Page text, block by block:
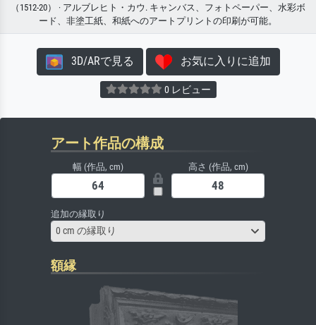
（1512-20） · アルブレヒト・カウ. キャンバス、フォトペーパー、水彩ボ
ード、非塗工紙、和紙へのアートプリントの印刷が可能。
3D/ARで見る お気に入りに追加
0 レビュー
アート作品の構成
幅 (作品, cm) 高さ (作品, cm)
追加の縁取り
0 cm の縁取り
額縁